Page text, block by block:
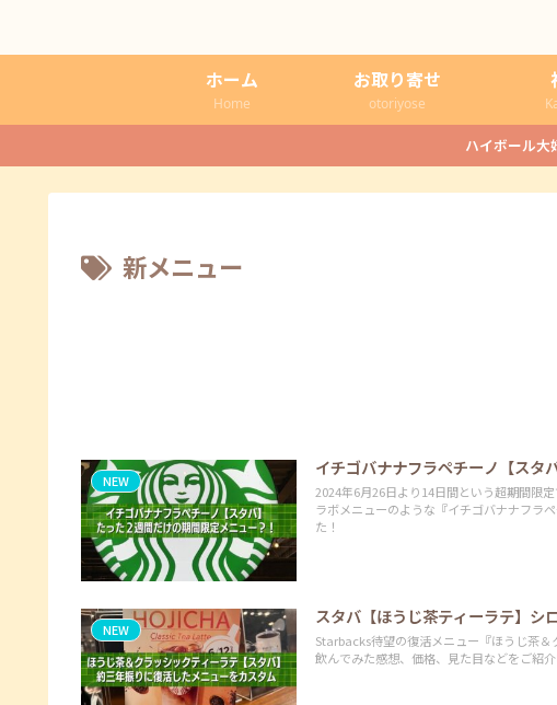
ホーム
Home
お取り寄せ
otoriyose
ハイボール大
新メニュー
NEW
イチゴバナナフラペチーノ【スタ
2024年6月26日より14日間という超期間限
ラボメニューのような『イチゴバナナフラ
た！
NEW
スタバ【ほうじ茶ティーラテ】シ
Starbacks待望の復活メニュー『ほうじ茶
飲んでみた感想、価格、見た目などをご紹介